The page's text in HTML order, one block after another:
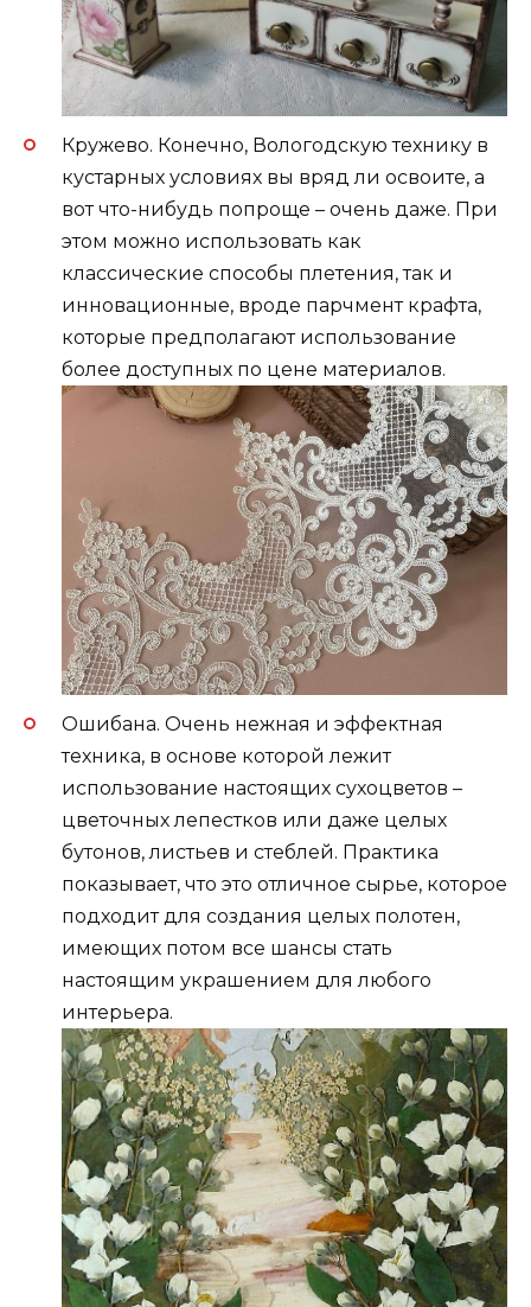
Кружево. Конечно, Вологодскую технику в
кустарных условиях вы вряд ли освоите, а
вот что-нибудь попроще – очень даже. При
этом можно использовать как
классические способы плетения, так и
инновационные, вроде парчмент крафта,
которые предполагают использование
более доступных по цене материалов.
Ошибана. Очень нежная и эффектная
техника, в основе которой лежит
использование настоящих сухоцветов –
цветочных лепестков или даже целых
бутонов, листьев и стеблей. Практика
показывает, что это отличное сырье, которое
подходит для создания целых полотен,
имеющих потом все шансы стать
настоящим украшением для любого
интерьера.